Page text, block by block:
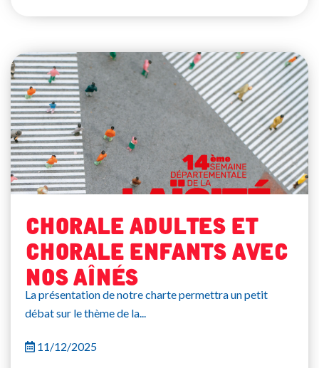
Chorale adultes et
chorale enfants avec
nos aînés
La présentation de notre charte permettra un petit
débat sur le thème de la...
11/12/2025